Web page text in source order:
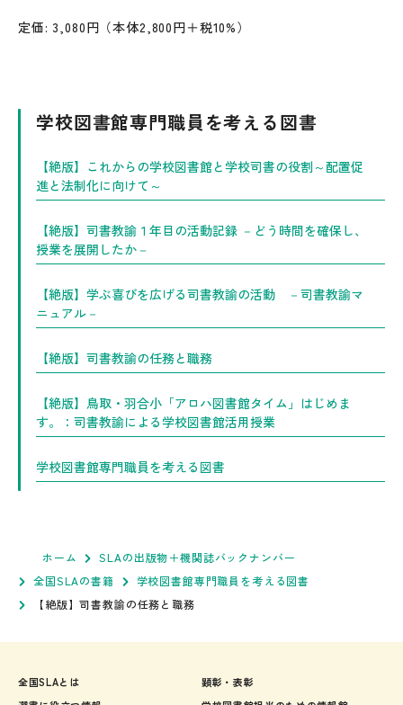
定価: 3,080円（本体2,800円＋税10%）
学校図書館専門職員を考える図書
【絶版】これからの学校図書館と学校司書の役割～配置促
進と法制化に向けて～
【絶版】司書教諭１年目の活動記録 －どう時間を確保し、
授業を展開したか－
【絶版】学ぶ喜びを広げる司書教諭の活動 －司書教諭マ
ニュアル－
【絶版】司書教諭の任務と職務
【絶版】鳥取・羽合小「アロハ図書館タイム」はじめま
す。：司書教諭による学校図書館活用授業
学校図書館専門職員を考える図書
ホーム
SLAの出版物＋機関誌バックナンバー
全国SLAの書籍
学校図書館専門職員を考える図書
【絶版】司書教諭の任務と職務
全国SLAとは
顕彰・表彰